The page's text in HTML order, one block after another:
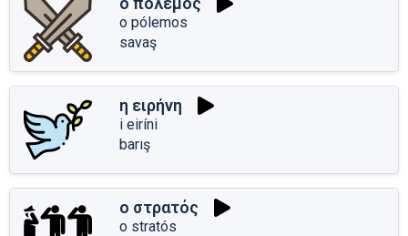
o pólemos
savaş
η ειρήνη
i eiríni
barış
ο στρατός
o stratós